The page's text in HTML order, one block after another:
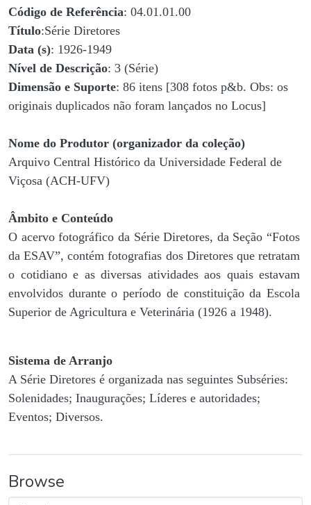
Código de Referência: 04.01.01.00
Título:Série Diretores
Data (s): 1926-1949
Nível de Descrição: 3 (Série)
Dimensão e Suporte: 86 itens [308 fotos p&b. Obs: os
originais duplicados não foram lançados no Locus]
Nome do Produtor (organizador da coleção)
Arquivo Central Histórico da Universidade Federal de
Viçosa (ACH-UFV)
Âmbito e Conteúdo
O acervo fotográfico da Série Diretores, da Seção “Fotos
da ESAV”, contém fotografias dos Diretores que retratam
o cotidiano e as diversas atividades aos quais estavam
envolvidos durante o período de constituição da Escola
Superior de Agricultura e Veterinária (1926 a 1948).
Sistema de Arranjo
A Série Diretores é organizada nas seguintes Subséries:
Solenidades; Inaugurações; Líderes e autoridades;
Eventos; Diversos.
Browse